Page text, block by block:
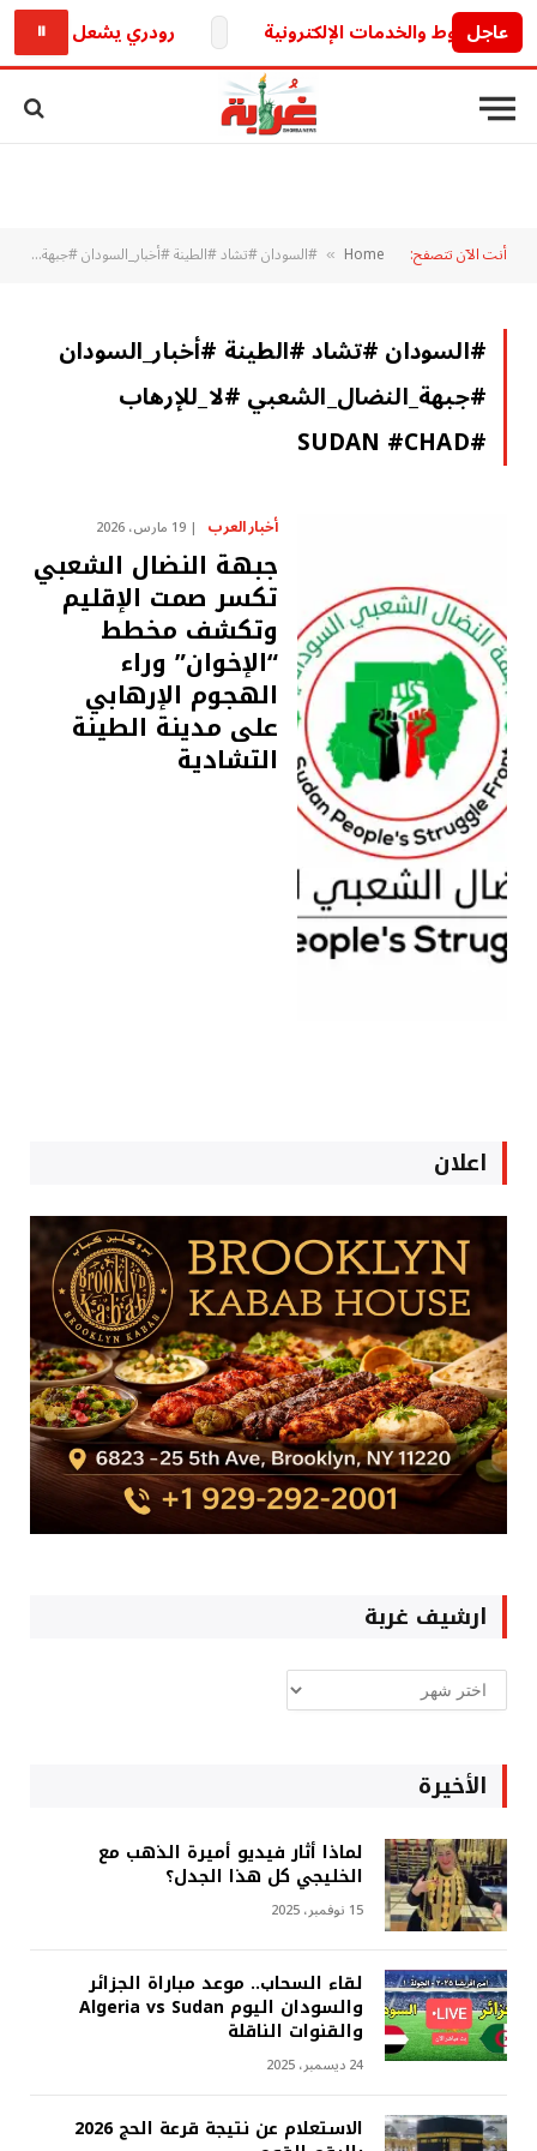
عاجل رودري يشعل ⏸
أنت الآن تتصفح: Home
» #السودان #تشاد #الطينة #أخبار_السودان #جبهة_النضال_الشعبي #لا_للإرهاب #Sudan #Chad
#السودان #تشاد #الطينة #أخبار_السودان
#جبهة_النضال_الشعبي #لا_للإرهاب
#SUDAN #CHAD
أخبار العرب 19 مارس، 2026
جبهة النضال الشعبي
تكسر صمت الإقليم
وتكشف مخطط
“الإخوان” وراء
الهجوم الإرهابي
على مدينة الطينة
التشادية
اعلان
ارشيف غربة
ارشيف
غربة
الأخيرة
لماذا أثار فيديو أميرة الذهب مع
الخليجي كل هذا الجدل؟
15 نوفمبر، 2025
لقاء السحاب.. موعد مباراة الجزائر
والسودان اليوم Algeria vs Sudan
والقنوات الناقلة
24 ديسمبر، 2025
الاستعلام عن نتيجة قرعة الحج 2026